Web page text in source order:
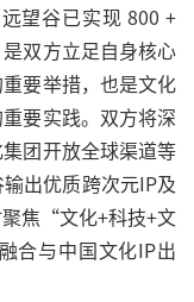
望谷已实现 800 +
双方立足自身核心
要举措，也是文化
要实践。双方将深
团开放全球渠道等
出优质跨次元IP及
焦“文化+科技+文
合与中国文化IP出